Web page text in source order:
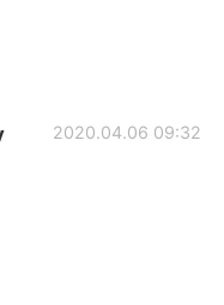
2020.04.06 09:32